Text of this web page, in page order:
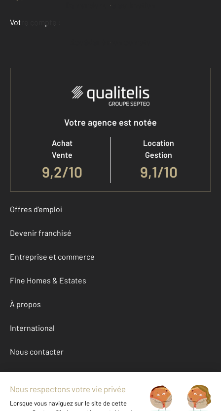
Demander une estimation
Votre compte :
Accéder à mon compte
Votre agence est notée
Achat
Vente
9,2/10
Location
Gestion
9,1/10
Offres d'emploi
Devenir franchisé
Entreprise et commerce
Fine Homes & Estates
À propos
International
Nous contacter
Mentions légales & CGU et Barèmes d'honoraires
Données personnelles